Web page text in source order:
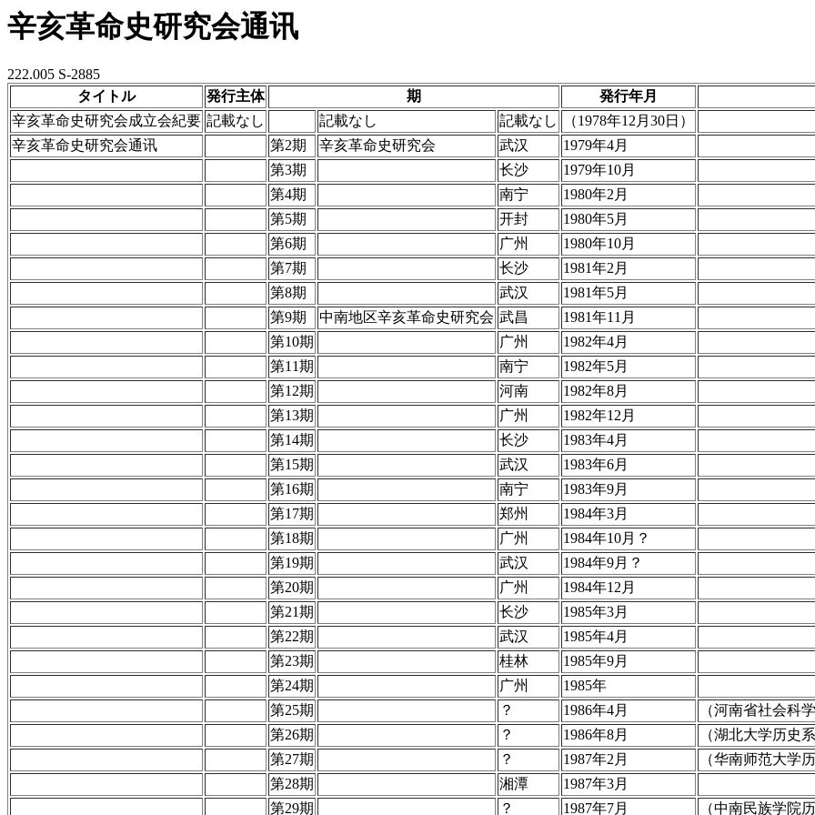
辛亥革命史研究会通讯
222.005 S-2885
タイトル
発行主体 期
発行年月
辛亥革命史研究会成立会紀要 記載なし 記載なし 記載なし
（1978年12月30日）
辛亥革命史研究会通讯
第2期 辛亥革命史研究会 武汉
1979年4月
第3期
长沙
1979年10月
第4期
南宁
1980年2月
第5期
开封
1980年5月
第6期
广州
1980年10月
第7期
长沙
1981年2月
第8期
武汉
1981年5月
第9期
中南地区辛亥革命史研究会 武昌
1981年11月
第10期
广州
1982年4月
第11期
南宁
1982年5月
第12期
河南
1982年8月
第13期
广州
1982年12月
第14期
长沙
1983年4月
第15期
武汉
1983年6月
第16期
南宁
1983年9月
第17期
郑州
1984年3月
第18期
广州
1984年10月？
第19期
武汉
1984年9月？
第20期
广州
1984年12月
第21期
长沙
1985年3月
第22期
武汉
1985年4月
第23期
桂林
1985年9月
第24期
广州
1985年
第25期
？ 1986年4月
（河南省社会科
第26期
？ 1986年8月
（湖北大学历史
第27期
？ 1987年2月
（华南师范大学
第28期
湘潭
1987年3月
第29期
？ 1987年7月 （中南民族学院